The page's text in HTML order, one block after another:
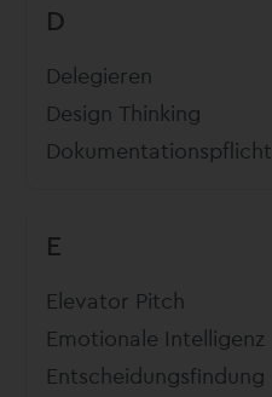
D
Delegieren
Design Thinking
Dokumentationspflicht
E
Elevator Pitch
Emotionale Intelligenz
Entscheidungsfindung